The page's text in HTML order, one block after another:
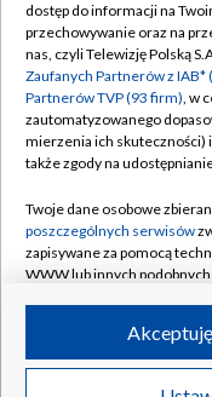
Abonament TVP
Emisja w TVP
Centrum informacji
Naziemna
Rada Programowa
System NOS
Informacje o
Program dla prasy
©2026
dostęp do informacji na
przechowywanie oraz na
nas, czyli Telewizję Polską
Zaufanych Partnerów z IAB*
Partnerów TVP (93 firm), w
zautomatyzowanego
mierzenia ich skuteczności)
także zgody na
Twoje dane osobowe
poszczególnych serwisów
zapisywane za pomocą
WWW lub innych
ruchu w Internecie.
Twoje dane osobowe